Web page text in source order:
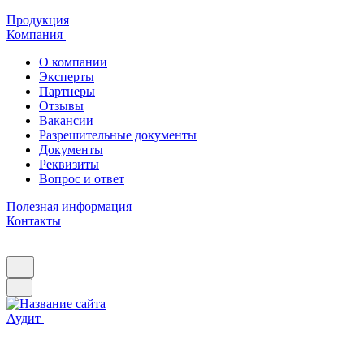
Продукция
Компания
О компании
Эксперты
Партнеры
Отзывы
Вакансии
Разрешительные документы
Документы
Реквизиты
Вопрос и ответ
Полезная информация
Контакты
Аудит